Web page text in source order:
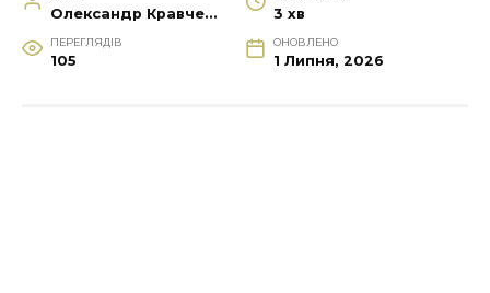
Олександр Кравченко 3 хв
ПЕРЕГЛЯДІВ
105
ОНОВЛЕНО
1 Липня, 2026